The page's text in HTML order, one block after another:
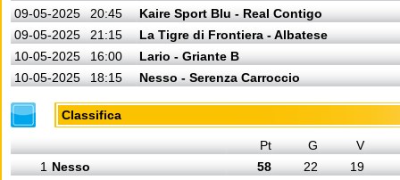
09-05-2025
20:45
Kaire Sport Blu - Real Contigo
09-05-2025
21:15
La Tigre di Frontiera - Albatese
10-05-2025
16:00
Lario - Griante B
10-05-2025
18:15 Nesso - Serenza Carroccio
Classifica
Pt G
V
1 Nesso 58 22
19